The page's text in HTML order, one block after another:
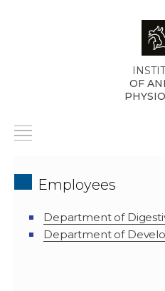
OF
Employees
Department of
Department of